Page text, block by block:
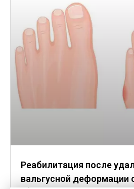
Реабилитация после
вальгусной деформации